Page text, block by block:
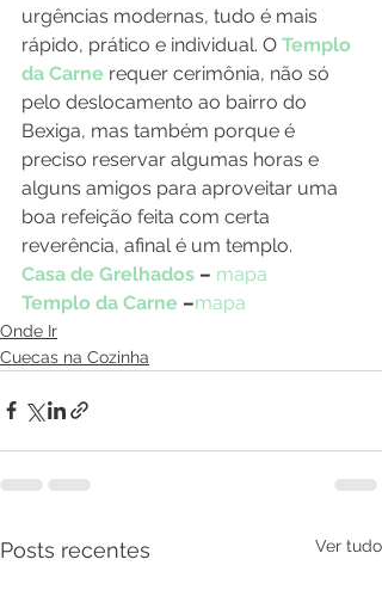
urgências modernas, tudo é mais
rápido, prático e individual. O Templo
da Carne requer cerimônia, não só
pelo deslocamento ao bairro do
Bexiga, mas também porque é
preciso reservar algumas horas e
alguns amigos para aproveitar uma
boa refeição feita com certa
reverência, afinal é um templo.
Casa de Grelhados – mapa
Templo da Carne –mapa
Onde Ir
Cuecas na Cozinha
Posts recentes Ver tudo